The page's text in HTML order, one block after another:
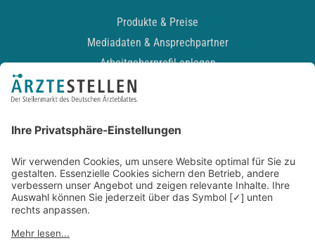
Produkte & Preise
Mediadaten & Ansprechpartner
Arbeitgeberprofil anlegen
Recruiting-Podcast
Kontakt
Datenschutz
Newsletter